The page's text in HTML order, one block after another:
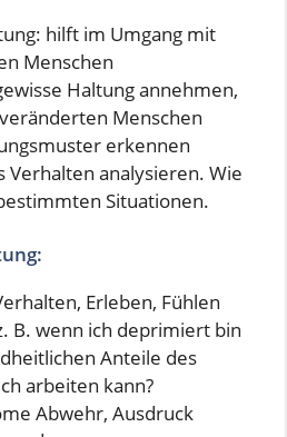
hilft im Umgang mit
Menschen
Haltung annehmen,
Menschen
erkennen
Verhalten analysieren. Wie
Situationen.
Erleben, Fühlen
B. wenn ich deprimiert bin
Anteile des
arbeiten kann?
Abwehr, Ausdruck